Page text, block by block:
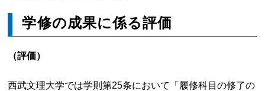
学修の成果に係る評価
（評価）
西武文理大学では学則第25条において「履修科目の修了の